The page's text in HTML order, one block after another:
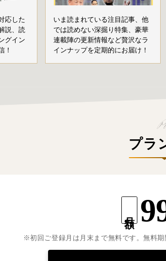
応した
説、読
グイン
！
いま読まれている注目記事、他
では読めない深掘り特集、豪華
連載陣の更新情報など贅沢なラ
インナップを定期的にお届け！
プラ
※初回ご登録月は月末まで無料です。無料